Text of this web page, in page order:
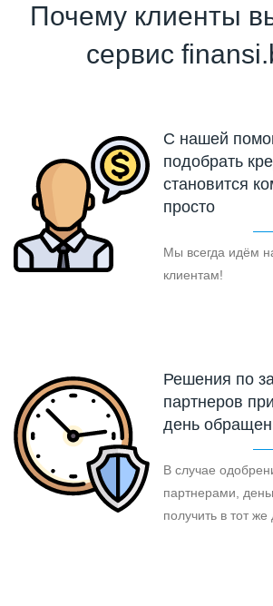
Почему клиенты
сервис
С нашей
подобрать
становится
просто
Мы всегда идём
клиентам!
Решения по
партнеров
день
В случае
партнерами,
получить в тот же